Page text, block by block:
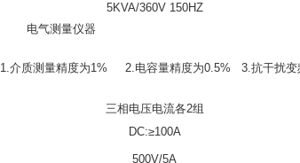
5KVA/360V 150HZ
电气测量仪器
1.介质测量精度为1% 2.电容量精度为0.5% 3.抗干扰变
三相电压电流各2组
DC:≥100A
500V/5A